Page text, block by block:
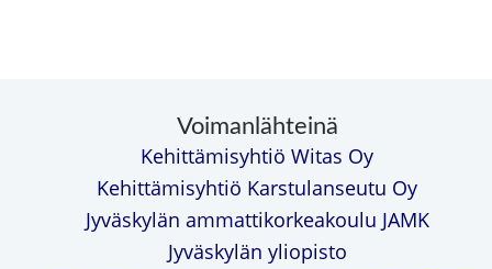
Voimanlähteinä
Kehittämisyhtiö Witas Oy
Kehittämisyhtiö Karstulanseutu Oy
Jyväskylän ammattikorkeakoulu JAMK
Jyväskylän yliopisto